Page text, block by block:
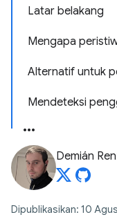
Latar belakang
Mengapa
Alternatif untuk
Mendeteksi
Demián
Dipublikasikan: 10